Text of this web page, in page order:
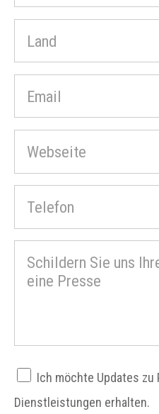
Ich möchte Updates zu
Dienstleistungen erhalten.